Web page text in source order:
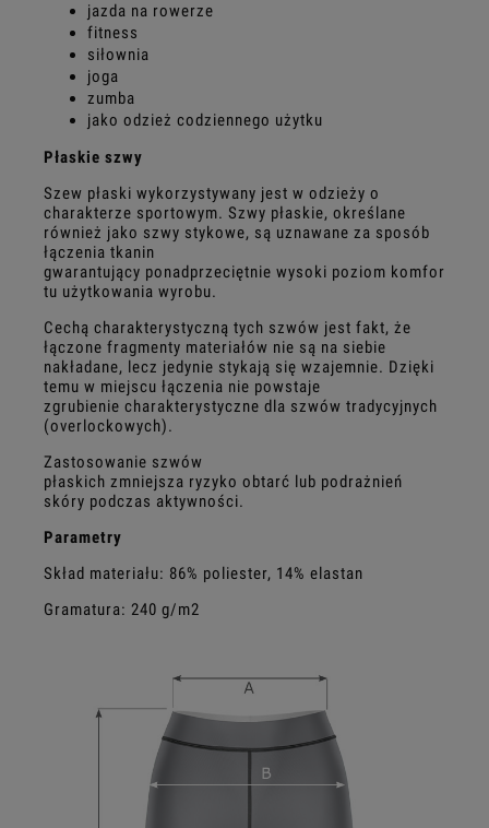
jazda na rowerze
fitness
siłownia
joga
zumba
jako odzież codziennego użytku
Płaskie szwy
Szew płaski wykorzystywany jest w odzieży o
charakterze sportowym. Szwy płaskie, określane
również jako szwy stykowe, są uznawane za sposób
łączenia tkanin
gwarantujący ponadprzeciętnie wysoki poziom komfor
tu użytkowania wyrobu.
Cechą charakterystyczną tych szwów jest fakt, że
łączone fragmenty materiałów nie są na siebie
nakładane, lecz jedynie stykają się wzajemnie. Dzięki
temu w miejscu łączenia nie powstaje
zgrubienie charakterystyczne dla szwów tradycyjnych
(overlockowych).
Zastosowanie szwów
płaskich zmniejsza ryzyko obtarć lub podrażnień
skóry podczas aktywności.
Parametry
Skład materiału: 86% poliester, 14% elastan
Gramatura: 240 g/m2